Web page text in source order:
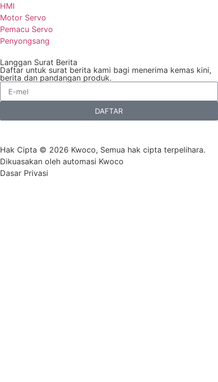
HMI
Motor Servo
Pemacu Servo
Penyongsang
Langgan Surat Berita
Daftar untuk surat berita kami bagi menerima kemas kini,
berita dan pandangan produk.
DAFTAR
Hak Cipta © 2026 Kwoco, Semua hak cipta terpelihara.
Dikuasakan oleh automasi Kwoco
Dasar Privasi